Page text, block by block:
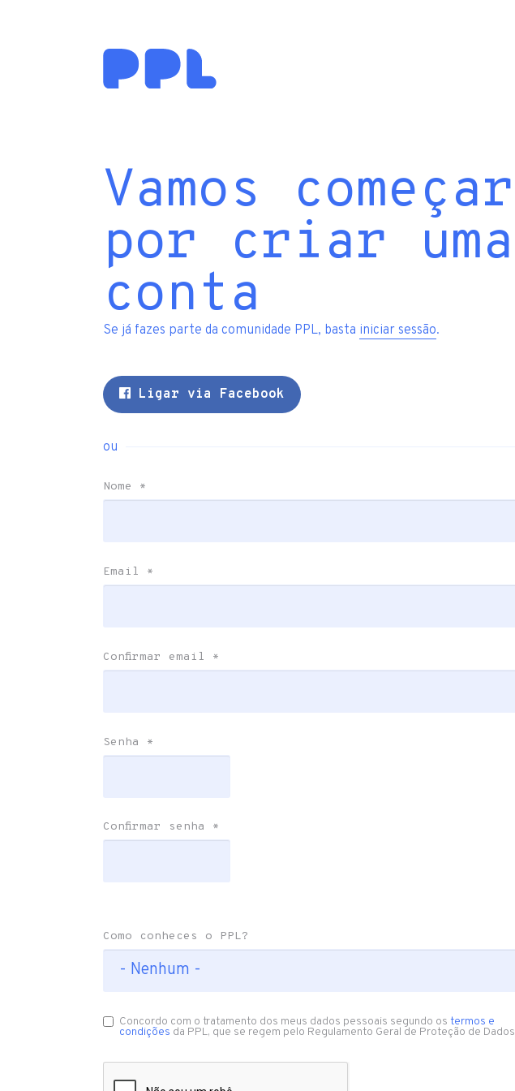
Vamos começar
por criar uma
conta
Se já fazes parte da comunidade PPL, basta iniciar sessão.
Ligar via Facebook
ou
Nome *
Email *
Confirmar email *
Senha *
Confirmar senha *
Como conheces o PPL?
Concordo com o tratamento dos meus dados pessoais segundo os termos e
condições da PPL, que se regem pelo Regulamento Geral de Proteção de Dados